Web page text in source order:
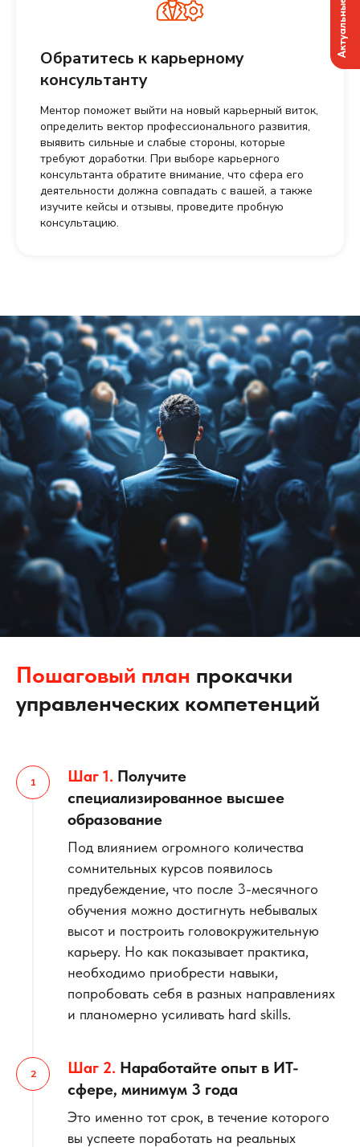
Обратитесь к карьерному
консультанту
Ментор поможет выйти на новый карьерный виток,
определить вектор профессионального развития,
выявить сильные и слабые стороны, которые
требуют доработки. При выборе карьерного
консультанта обратите внимание, что сфера его
деятельности должна совпадать с вашей, а также
изучите кейсы и отзывы, проведите пробную
консультацию.
Пошаговый план прокачки
управленческих компетенций
Шаг 1. Получите
специализированное высшее
образование
Под влиянием огромного количества
сомнительных курсов появилось
предубеждение, что после 3-месячного
обучения можно достигнуть небывалых
высот и построить головокружительную
карьеру. Но как показывает практика,
необходимо приобрести навыки,
попробовать себя в разных направлениях
и планомерно усиливать hard skills.
Шаг 2. Наработайте опыт в ИТ-
сфере, минимум 3 года
Это именно тот срок, в течение которого
вы успеете поработать на реальных